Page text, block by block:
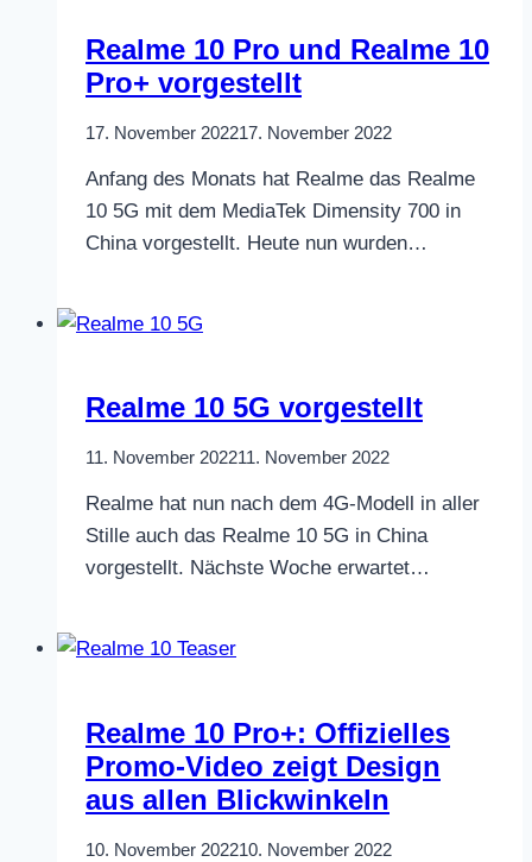
Realme 10 Pro und Realme 10
Pro+ vorgestellt
17. November 202217. November 2022
Anfang des Monats hat Realme das Realme
10 5G mit dem MediaTek Dimensity 700 in
China vorgestellt. Heute nun wurden…
Realme 10 5G vorgestellt
11. November 202211. November 2022
Realme hat nun nach dem 4G-Modell in aller
Stille auch das Realme 10 5G in China
vorgestellt. Nächste Woche erwartet…
Realme 10 Pro+: Offizielles
Promo-Video zeigt Design
aus allen Blickwinkeln
10. November 202210. November 2022